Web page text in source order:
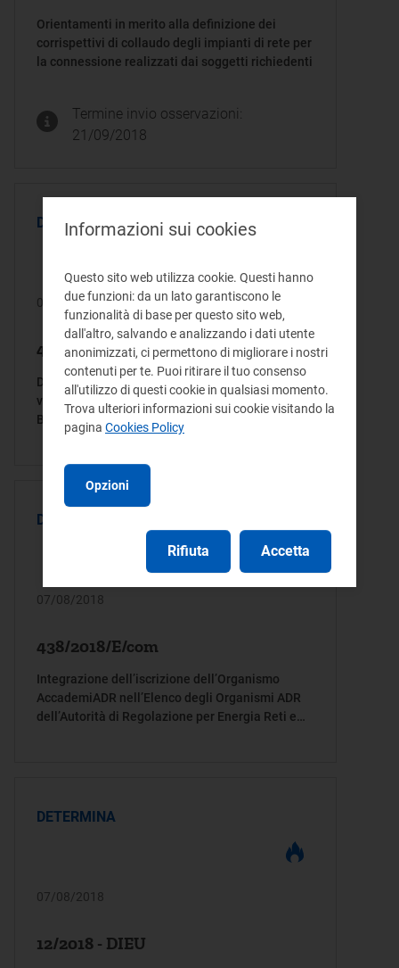
Orientamenti in merito alla definizione dei
corrispettivi di collaudo degli impianti di rete per
la connessione realizzati dai soggetti richiedenti
Termine invio osservazioni:
21/09/2018
DELIBERA
07/08/2018
439/2018/R/eel
Disposizioni per l’ulteriore riduzione del costo
variabile riconosciuto dell’impianto essenziale
Brindisi Sud di Enel Produzione S.p.a.
DELIBERA
07/08/2018
438/2018/E/com
Integrazione dell’iscrizione dell’Organismo
AccademiADR nell’Elenco degli Organismi ADR
dell’Autorità di Regolazione per Energia Reti e
DETERMINA
07/08/2018
12/2018 - DIEU
Informazioni sui cookies
Questo sito web utilizza cookie. Questi hanno
due funzioni: da un lato garantiscono le
funzionalità di base per questo sito web,
dall'altro, salvando e analizzando i dati utente
anonimizzati, ci permettono di migliorare i nostri
contenuti per te. Puoi ritirare il tuo consenso
all'utilizzo di questi cookie in qualsiasi momento.
Trova ulteriori informazioni sui cookie visitando la
pagina Cookies Policy
Opzioni
Rifiuta Accetta